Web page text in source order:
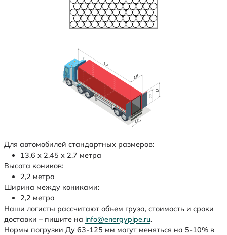
Для автомобилей стандартных размеров:
13,6 х 2,45 х 2,7 метра
Высота коников:
2,2 метра
Ширина между кониками:
2,2 метра
Наши логисты рассчитают объем груза, стоимость и сроки
доставки – пишите на info@energypipe.ru.
Нормы погрузки Ду 63-125 мм могут меняться на 5-10% в